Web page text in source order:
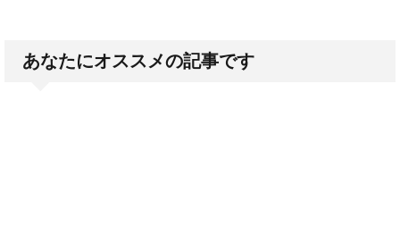
あなたにオススメの記事です